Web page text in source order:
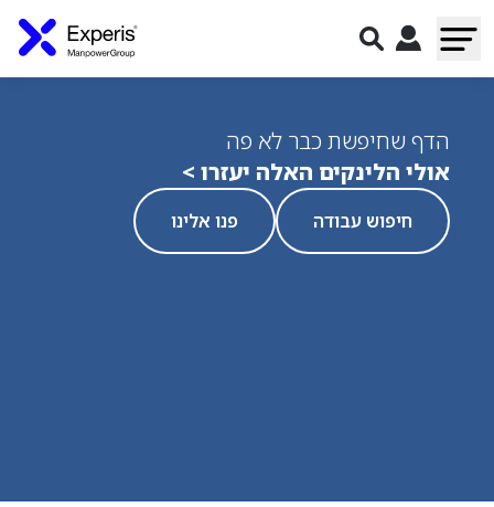
הדף שחיפשת כבר לא פה
אולי הלינקים האלה יעזרו >
חיפוש עבודה פנו אלינו